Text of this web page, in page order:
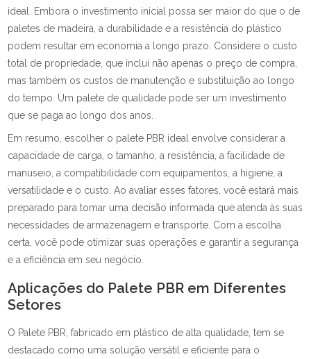
ideal. Embora o investimento inicial possa ser maior do que o de
paletes de madeira, a durabilidade e a resistência do plástico
podem resultar em economia a longo prazo. Considere o custo
total de propriedade, que inclui não apenas o preço de compra,
mas também os custos de manutenção e substituição ao longo
do tempo. Um palete de qualidade pode ser um investimento
que se paga ao longo dos anos.
Em resumo, escolher o palete PBR ideal envolve considerar a
capacidade de carga, o tamanho, a resistência, a facilidade de
manuseio, a compatibilidade com equipamentos, a higiene, a
versatilidade e o custo. Ao avaliar esses fatores, você estará mais
preparado para tomar uma decisão informada que atenda às suas
necessidades de armazenagem e transporte. Com a escolha
certa, você pode otimizar suas operações e garantir a segurança
e a eficiência em seu negócio.
Aplicações do Palete PBR em Diferentes
Setores
O Palete PBR, fabricado em plástico de alta qualidade, tem se
destacado como uma solução versátil e eficiente para o